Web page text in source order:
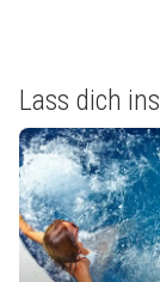
Lass dich